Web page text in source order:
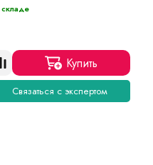
Купить
Связаться с экспертом